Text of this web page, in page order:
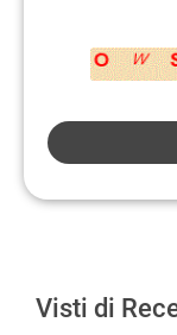
Visti di